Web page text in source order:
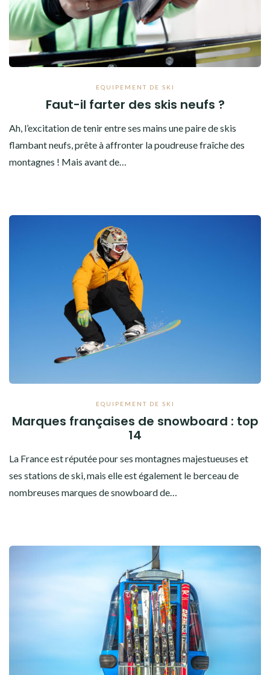
EQUIPEMENT DE SKI
Faut-il farter des skis neufs ?
Ah, l’excitation de tenir entre ses mains une paire de skis
flambant neufs, prête à affronter la poudreuse fraîche des
montagnes ! Mais avant de…
EQUIPEMENT DE SKI
Marques françaises de snowboard : top
14
La France est réputée pour ses montagnes majestueuses et
ses stations de ski, mais elle est également le berceau de
nombreuses marques de snowboard de…